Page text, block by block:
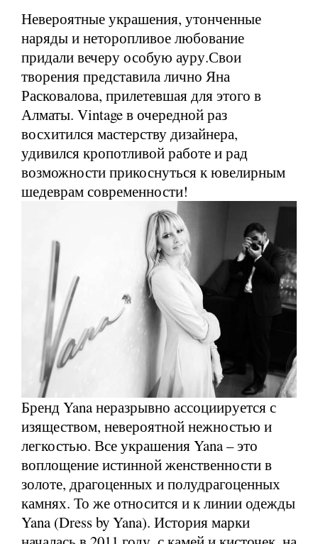
Невероятные украшения, утонченные
наряды и неторопливое любование
придали вечеру особую ауру.Свои
творения представила лично Яна
Расковалова, прилетевшая для этого в
Алматы. Vintage в очередной раз
восхитился мастерству дизайнера,
удивился кропотливой работе и рад
возможности прикоснуться к ювелирным
шедеврам современности!
Бренд Yana неразрывно ассоциируется с
изяществом, невероятной нежностью и
легкостью. Все украшения Yana – это
воплощение истинной женственности в
золоте, драгоценных и полудрагоценных
камнях. То же относится и к линии одежды
Yana (Dress by Yana). История марки